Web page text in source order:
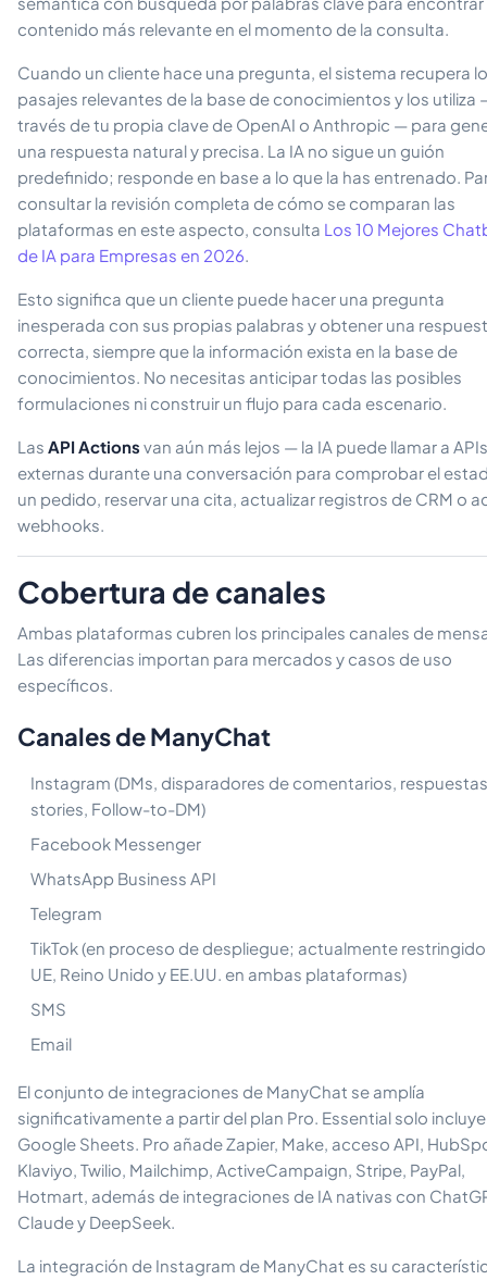
contenido más relevante en el momento de la consulta.
Cuando un cliente hace una pregunta, el sistema recupera
pasajes relevantes de la base de conocimientos y los utiliza
través de tu propia clave de OpenAI o Anthropic — para
una respuesta natural y precisa. La IA no sigue un guión
predefinido; responde en base a lo que la has entrenado.
consultar la revisión completa de cómo se comparan las
plataformas en este aspecto, consulta Los 10 Mejores
de IA para Empresas en 2026.
Esto significa que un cliente puede hacer una pregunta
inesperada con sus propias palabras y obtener una
correcta, siempre que la información exista en la base de
conocimientos. No necesitas anticipar todas las posibles
formulaciones ni construir un flujo para cada escenario.
Las API Actions van aún más lejos — la IA puede llamar a APIs
externas durante una conversación para comprobar el
un pedido, reservar una cita, actualizar registros de CRM o
webhooks.
Cobertura de canales
Ambas plataformas cubren los principales canales de
Las diferencias importan para mercados y casos de uso
específicos.
Canales de ManyChat
Instagram (DMs, disparadores de comentarios,
stories, Follow-to-DM)
Facebook Messenger
WhatsApp Business API
Telegram
TikTok (en proceso de despliegue; actualmente restringido
UE, Reino Unido y EE.UU. en ambas plataformas)
SMS
Email
El conjunto de integraciones de ManyChat se amplía
significativamente a partir del plan Pro. Essential solo incluye
Google Sheets. Pro añade Zapier, Make, acceso API,
Klaviyo, Twilio, Mailchimp, ActiveCampaign, Stripe, PayPal,
Hotmart, además de integraciones de IA nativas con
Claude y DeepSeek.
La integración de Instagram de ManyChat es su